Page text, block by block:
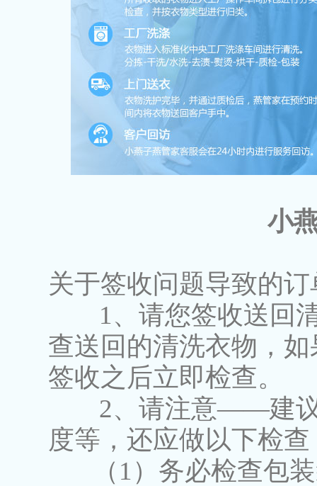
小
关于签收问题导致的
1、请您签收送回清
查送回的清洗衣物，
签收之后立即检查。
2、请注意——建议
度等，还应做以下检查
（1）务必检查包装